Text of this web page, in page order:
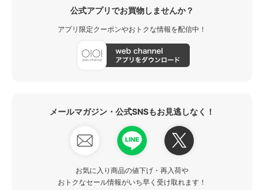
公式アプリでお買物しませんか？
アプリ限定クーポンやおトクな情報を配信中！
メールマガジン・公式SNSもお見逃しなく！
お気に入り商品の値下げ・再入荷や
おトクなセール情報がいち早く受け取れます！